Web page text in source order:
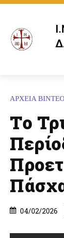
ΑΡΧΕΙΑ
Το
04/02/2026